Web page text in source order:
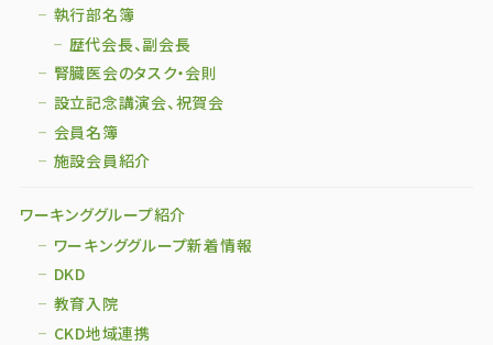
執行部名簿
歴代会長、副会長
腎臓医会のタスク・会則
設立記念講演会、祝賀会
会員名簿
施設会員紹介
ワーキンググループ紹介
ワーキンググループ新着情報
DKD
教育入院
CKD地域連携